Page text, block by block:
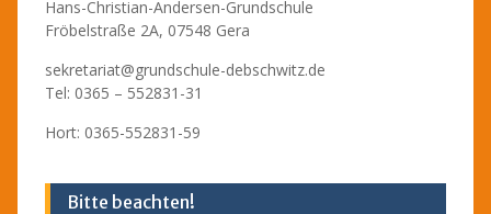
Hans-Christian-Andersen-Grundschule
Fröbelstraße 2A, 07548 Gera
sekretariat@grundschule-debschwitz.de
Tel: 0365 – 552831-31
Hort: 0365-552831-59
Bitte beachten!